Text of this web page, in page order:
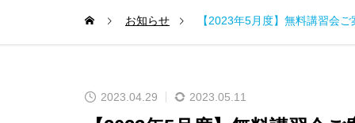
お知らせ 【2023年5月度】無料講習会ご
2023.04.29 2023.05.11